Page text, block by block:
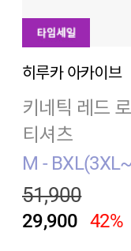
히루카 아카이브
키네틱 레드
티셔츠
M -
51,900
29,900 42%